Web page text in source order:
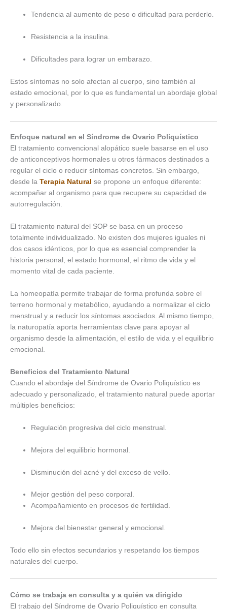
Tendencia al aumento de peso o dificultad para perderlo.
Resistencia a la insulina.
Dificultades para lograr un embarazo.
Estos síntomas no solo afectan al cuerpo, sino también al
estado emocional, por lo que es fundamental un abordaje global
y personalizado.
Enfoque natural en el Síndrome de Ovario Poliquístico
El tratamiento convencional alopático suele basarse en el uso
de anticonceptivos hormonales u otros fármacos destinados a
regular el ciclo o reducir síntomas concretos. Sin embargo,
desde la Terapia Natural se propone un enfoque diferente:
acompañar al organismo para que recupere su capacidad de
autorregulación.
El tratamiento natural del SOP se basa en un proceso
totalmente individualizado. No existen dos mujeres iguales ni
dos casos idénticos, por lo que es esencial comprender la
historia personal, el estado hormonal, el ritmo de vida y el
momento vital de cada paciente.
La homeopatía permite trabajar de forma profunda sobre el
terreno hormonal y metabólico, ayudando a normalizar el ciclo
menstrual y a reducir los síntomas asociados. Al mismo tiempo,
la naturopatía aporta herramientas clave para apoyar al
organismo desde la alimentación, el estilo de vida y el equilibrio
emocional.
Beneficios del Tratamiento Natural
Cuando el abordaje del Síndrome de Ovario Poliquístico es
adecuado y personalizado, el tratamiento natural puede aportar
múltiples beneficios:
Regulación progresiva del ciclo menstrual.
Mejora del equilibrio hormonal.
Disminución del acné y del exceso de vello.
Mejor gestión del peso corporal.
Acompañamiento en procesos de fertilidad.
Mejora del bienestar general y emocional.
Todo ello sin efectos secundarios y respetando los tiempos
naturales del cuerpo.
Cómo se trabaja en consulta y a quién va dirigido
El trabajo del Síndrome de Ovario Poliquístico en consulta